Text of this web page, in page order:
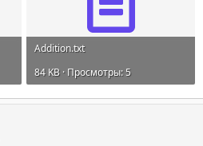
Addition.txt
84 KB · Просмотры: 5